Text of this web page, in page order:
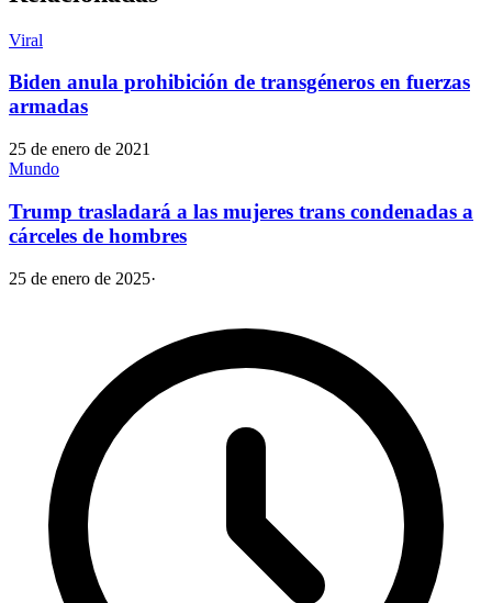
Viral
Biden anula prohibición de transgéneros en fuerzas
armadas
25 de enero de 2021
Mundo
Trump trasladará a las mujeres trans condenadas a
cárceles de hombres
25 de enero de 2025·